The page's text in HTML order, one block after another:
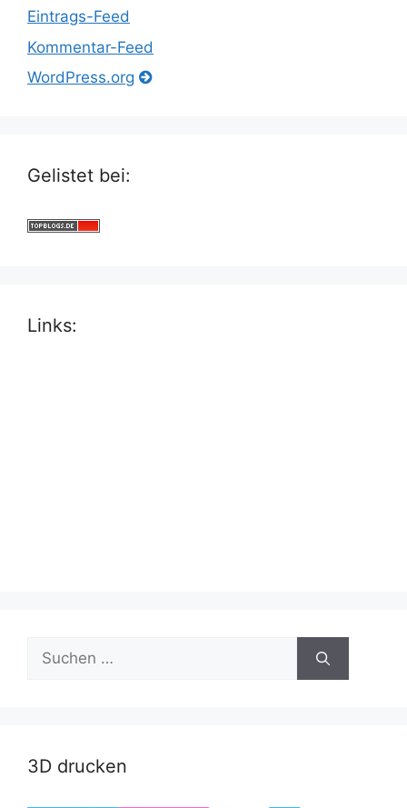
Eintrags-Feed
Kommentar-Feed
WordPress.org
Gelistet bei:
Links:
Suche
nach:
3D drucken